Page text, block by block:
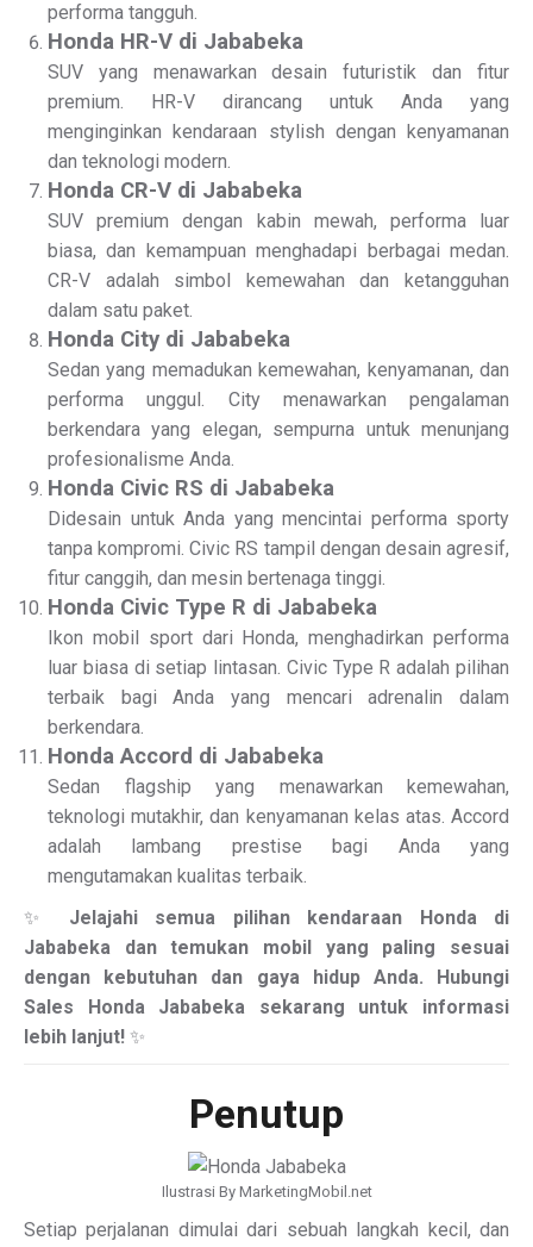
performa tangguh.
Honda HR-V di Jababeka
SUV yang menawarkan desain futuristik dan fitur
premium. HR-V dirancang untuk Anda yang
menginginkan kendaraan stylish dengan kenyamanan
dan teknologi modern.
Honda CR-V di Jababeka
SUV premium dengan kabin mewah, performa luar
biasa, dan kemampuan menghadapi berbagai medan.
CR-V adalah simbol kemewahan dan ketangguhan
dalam satu paket.
Honda City di Jababeka
Sedan yang memadukan kemewahan, kenyamanan, dan
performa unggul. City menawarkan pengalaman
berkendara yang elegan, sempurna untuk menunjang
profesionalisme Anda.
Honda Civic RS di Jababeka
Didesain untuk Anda yang mencintai performa sporty
tanpa kompromi. Civic RS tampil dengan desain agresif,
fitur canggih, dan mesin bertenaga tinggi.
Honda Civic Type R di Jababeka
Ikon mobil sport dari Honda, menghadirkan performa
luar biasa di setiap lintasan. Civic Type R adalah pilihan
terbaik bagi Anda yang mencari adrenalin dalam
berkendara.
Honda Accord di Jababeka
Sedan flagship yang menawarkan kemewahan,
teknologi mutakhir, dan kenyamanan kelas atas. Accord
adalah lambang prestise bagi Anda yang
mengutamakan kualitas terbaik.
✨ Jelajahi semua pilihan kendaraan Honda di
Jababeka dan temukan mobil yang paling sesuai
dengan kebutuhan dan gaya hidup Anda. Hubungi
Sales Honda Jababeka sekarang untuk informasi
lebih lanjut! ✨
Penutup
Ilustrasi By MarketingMobil.net
Setiap perjalanan dimulai dari sebuah langkah kecil, dan